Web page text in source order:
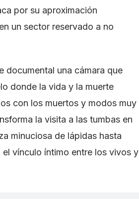
por su aproximación
un sector reservado a no
documental una cámara que
donde la vida y la muerte
con los muertos y modos muy
la visita a las tumbas en
minuciosa de lápidas hasta
vínculo íntimo entre los vivos y